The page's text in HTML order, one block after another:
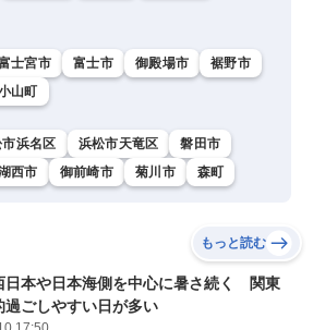
士宮市 富士市 御殿場市
裾野市
山町
浜名区 浜松市天竜区
磐田市
西市 御前崎市 菊川市 森町
もっと読む
日本や日本海側を中心に暑さ続く 関東
過ごしやすい日が多い